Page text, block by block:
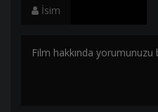
İsim